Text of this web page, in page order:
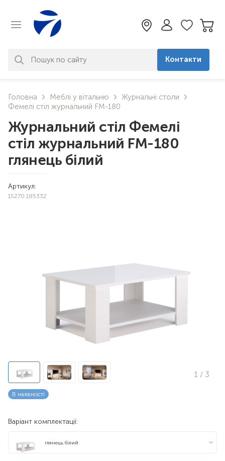
знайдено. Уточніть свій запит
Контакти
Головна Меблі у вітальню
Журнальні столи
Фемелі стіл журнальний FM-180
Журнальний стіл Фемелі
стіл журнальний FM-180
глянець білий
Артикул:
15270.185332
1 / 3
В наявності
Варіант комплектації:
глянець білий